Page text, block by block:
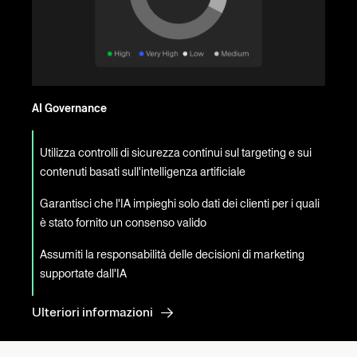
AI Governance
Utilizza controlli di sicurezza continui sul targeting e sui
contenuti basati sull'intelligenza artificiale
Garantisci che l'IA impieghi solo dati dei clienti per i quali
è stato fornito un consenso valido
Assumiti la responsabilità delle decisioni di marketing
supportate dall'IA
Ulteriori informazioni